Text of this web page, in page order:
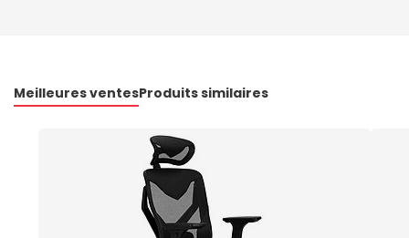
Meilleures ventesProduits similaires